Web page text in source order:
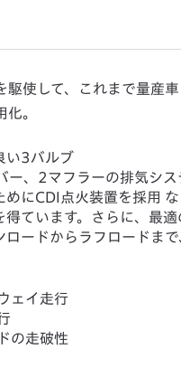
使して、これまで量産
。
い3バルブ
ー、2マフラーの排気シス
めにCDI点火装置を採用
得ています。さらに、最
ロードからラフロードま
ェイ走行
の走破性